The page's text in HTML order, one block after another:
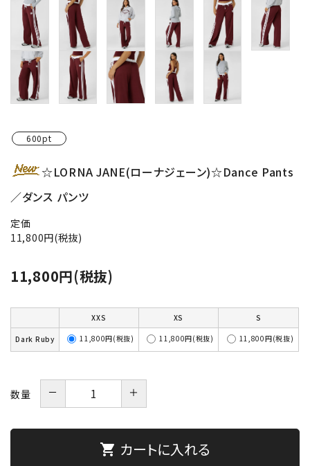
600pt
☆LORNA JANE(ローナジェーン)☆Dance Pants
／ダンス パンツ
定価
11,800円(税抜)
11,800円(税抜)
XXS XS S
Dark Ruby 11,800円(税抜) 11,800円(税抜) 11,800円(税抜)
数量 － ＋
shopping_cart カートに入れる